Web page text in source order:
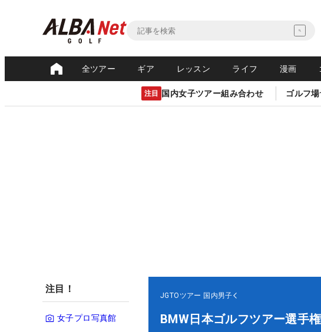
全ツアー ギア レッスン ライフ 漫画
注目 国内女子ツアー組み合わせ ゴルフ
注目！
女子プロ写真館
JGTOツアー 国内男子
BMW日本ゴルフツアー選手